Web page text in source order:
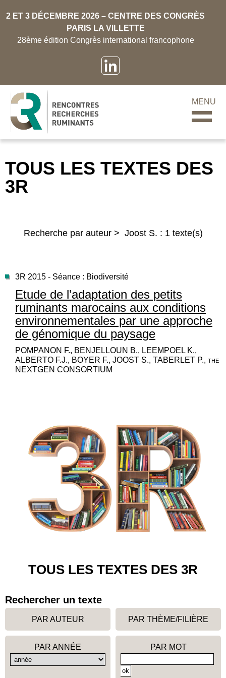
2 ET 3 DÉCEMBRE 2026 – CENTRE DES CONGRÈS
PARIS LA VILLETTE
28ème édition Congrès international francophone
MENU
TOUS LES TEXTES DES
3R
Recherche par auteur > Joost S. : 1 texte(s)
3R 2015 - Séance : Biodiversité
Etude de l’adaptation des petits
ruminants marocains aux conditions
environnementales par une approche
de génomique du paysage
POMPANON F., BENJELLOUN B., LEEMPOEL K.,
ALBERTO F.J., BOYER F., JOOST S., TABERLET P., the
NEXTGEN CONSORTIUM
TOUS LES TEXTES DES 3R
Rechercher un texte
PAR AUTEUR PAR THÈME/FILIÈRE
PAR ANNÉE PAR MOT